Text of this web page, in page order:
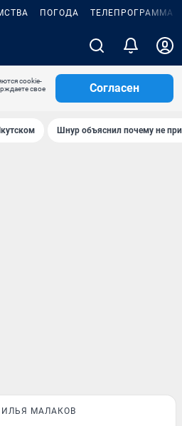
ПОГОДА ТЕЛЕПРОГРАММА
cookie-
свое
Согласен
Шнур объяснил почему не
ИЛЬЯ МАЛАКОВ